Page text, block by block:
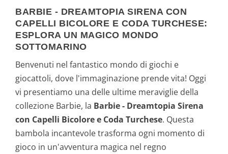
1
4
9
9
€
.
6
€
BARBIE - DREAMTOPIA SIRENA CON
CAPELLI BICOLORE E CODA TURCHESE:
ESPLORA UN MAGICO MONDO
SOTTOMARINO
Benvenuti nel fantastico mondo di giochi e
giocattoli, dove l'immaginazione prende vita! Oggi
vi presentiamo una delle ultime meraviglie della
collezione Barbie, la Barbie - Dreamtopia Sirena
con Capelli Bicolore e Coda Turchese. Questa
bambola incantevole trasforma ogni momento di
gioco in un'avventura magica nel regno